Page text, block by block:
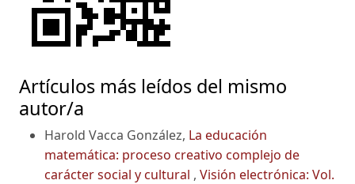
Artículos más leídos del mismo
autor/a
Harold Vacca González, La educación
matemática: proceso creativo complejo de
carácter social y cultural , Visión electrónica: Vol.